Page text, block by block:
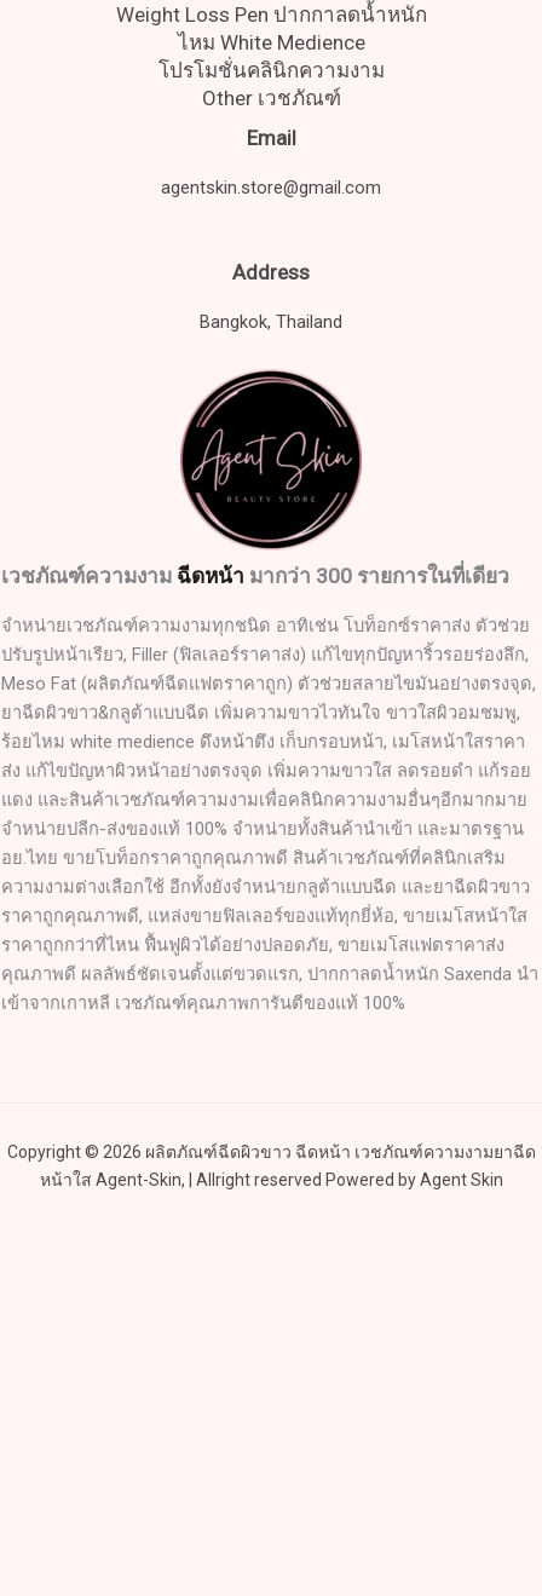
Weight Loss Pen ปากกาลดน้ำหนัก
ไหม White Medience
โปรโมชั่นคลินิกความงาม
Other เวชภัณฑ์
Email
agentskin.store@gmail.com
Address
Bangkok, Thailand
เวชภัณฑ์ความงาม ฉีดหน้า มากว่า 300 รายการในที่เดียว
จำหน่ายเวชภัณฑ์ความงามทุกชนิด อาทิเช่น โบท็อกซ์ราคาส่ง ตัวช่วย
ปรับรูปหน้าเรียว, Filler (ฟิลเลอร์ราคาส่ง) แก้ไขทุกปัญหาริ้วรอยร่องลึก,
Meso Fat (ผลิตภัณฑ์ฉีดแฟตราคาถูก) ตัวช่วยสลายไขมันอย่างตรงจุด,
ยาฉีดผิวขาว&กลูต้าแบบฉีด เพิ่มความขาวไวทันใจ ขาวใสผิวอมชมพู,
ร้อยไหม white medience ดึงหน้าตึง เก็บกรอบหน้า, เมโสหน้าใสราคา
ส่ง แก้ไขปัญหาผิวหน้าอย่างตรงจุด เพิ่มความขาวใส ลดรอยดำ แก้รอย
แดง และสินค้าเวชภัณฑ์ความงามเพื่อคลินิกความงามอื่นๆอีกมากมาย
จำหน่ายปลีก-ส่งของแท้ 100% จำหน่ายทั้งสินค้านำเข้า และมาตรฐาน
อย.ไทย ขายโบท็อกราคาถูกคุณภาพดี สินค้าเวชภัณฑ์ที่คลินิกเสริม
ความงามต่างเลือกใช้ อีกทั้งยังจำหน่ายกลูต้าแบบฉีด และยาฉีดผิวขาว
ราคาถูกคุณภาพดี, แหล่งขายฟิลเลอร์ของแท้ทุกยี่ห้อ, ขายเมโสหน้าใส
ราคาถูกกว่าที่ไหน ฟื้นฟูผิวได้อย่างปลอดภัย, ขายเมโสแฟตราคาส่ง
คุณภาพดี ผลลัพธ์ชัดเจนตั้งแต่ขวดแรก, ปากกาลดน้ำหนัก Saxenda นำ
เข้าจากเกาหลี เวชภัณฑ์คุณภาพการันตีของแท้ 100%
Copyright © 2026 ผลิตภัณฑ์ฉีดผิวขาว ฉีดหน้า เวชภัณฑ์ความงามยาฉีด
หน้าใส Agent-Skin, | Allright reserved Powered by Agent Skin